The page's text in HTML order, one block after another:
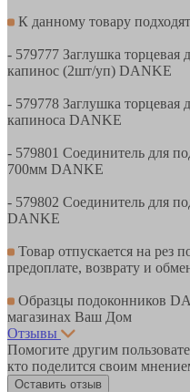
К данному товару
- 579777 Заглушка торцевая
капинос (2шт/уп) DANKE
- 579778 Заглушка
капиноса DANKE
- 579801 Соединитель для
700мм DANKE
- 579802 Соединитель для
DANKE
Товар отпускается на рез
предоплате, возврату и
Образцы подоконников
магазинах Ваш Дом
Отзывы
Помогите другим
кто поделится своим
Оставить отзыв